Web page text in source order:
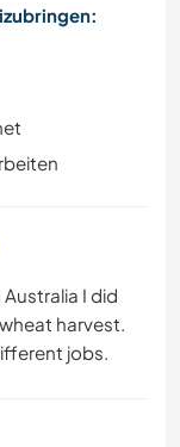
I did
harvest.
jobs.